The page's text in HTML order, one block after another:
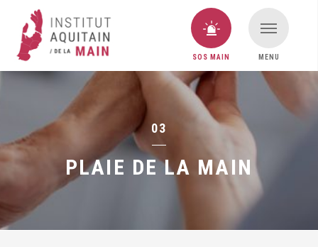
SOS MAIN
VOUS AVEZ UNE URGENCE MAIN ?
SOS MAIN
MENU
03
PLAIE DE LA MAIN